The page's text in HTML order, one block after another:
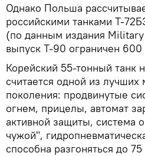
Однако Польша
российскими танками Т-
(по данным издания
выпуск Т-90 ограничен
Корейский 55-тонный танк
считается одной из
поколения: продвинутые
огнем, прицелы, автомат
активной защиты, система
чужой",
способна разгоняться до